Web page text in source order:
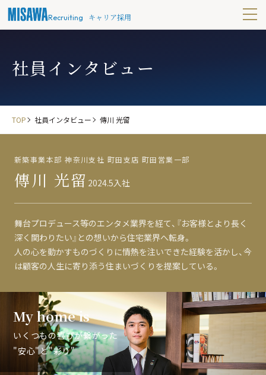
Recruiting キャリア採用
社員インタビュー
TOP 社員インタビュー 傳川 光留
新築事業本部 神奈川支社 町田支店 町田営業一部
傳川 光留 2024.5入社
舞台プロデュース等のエンタメ業界を経て、『お客様とより長く
深く関わりたい』との想いから住宅業界へ転身。
人の心を動かすものづくりに情熱を注いできた経験を活かし、今
は顧客の人生に寄り添う住まいづくりを提案している。
My home is
いくつもの喜びが繋がった
"安心"と"彩り"